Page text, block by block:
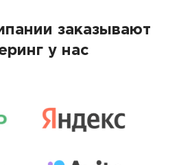
заказывают
у нас